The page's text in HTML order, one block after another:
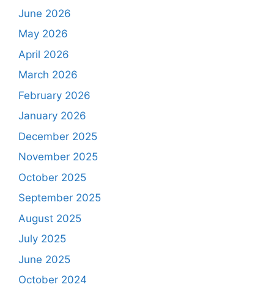
June 2026
May 2026
April 2026
March 2026
February 2026
January 2026
December 2025
November 2025
October 2025
September 2025
August 2025
July 2025
June 2025
October 2024